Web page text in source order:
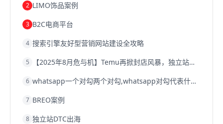
2 LIMO饰品案例
3 B2C电商平台
4 搜索引擎友好型营销网站建设全攻略
5 【2025年8月危与机】Temu再掀封店风暴，独立站才是跨境卖家的避险通道
6 whatsapp一个对勾两个对勾,whatsapp对勾代表什么意思
7 BREO案例
8 独立站DTC出海